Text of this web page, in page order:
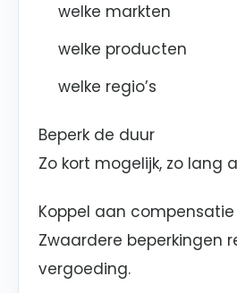
welke markten
welke producten
welke regio’s
Beperk de duur
Zo kort mogelijk, zo lang
Koppel aan compensatie
Zwaardere beperkingen
vergoeding.